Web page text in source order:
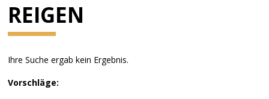
REIGEN
Ihre Suche ergab kein Ergebnis.
Vorschläge: